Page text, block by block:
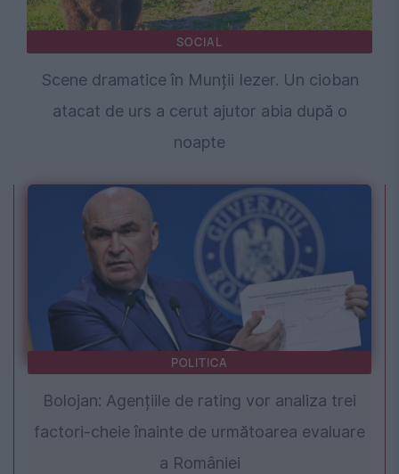
SOCIAL
Scene dramatice în Munții Iezer. Un cioban
atacat de urs a cerut ajutor abia după o
noapte
POLITICA
Bolojan: Agențiile de rating vor analiza trei
factori-cheie înainte de următoarea evaluare
a României